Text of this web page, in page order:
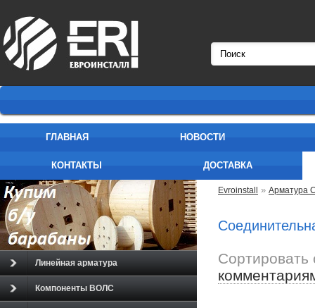
ГЛАВНАЯ НОВОСТИ
КОНТАКТЫ ДОСТАВКА
Evroinstall » Арматура
Сортировать
Линейная арматура
Компоненты ВОЛС